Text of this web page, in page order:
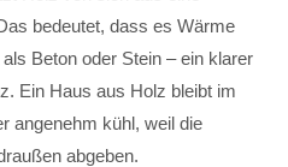
bedeutet, dass es Wärme
Beton oder Stein – ein klarer
Ein Haus aus Holz bleibt im
angenehm kühl, weil die
abgeben.